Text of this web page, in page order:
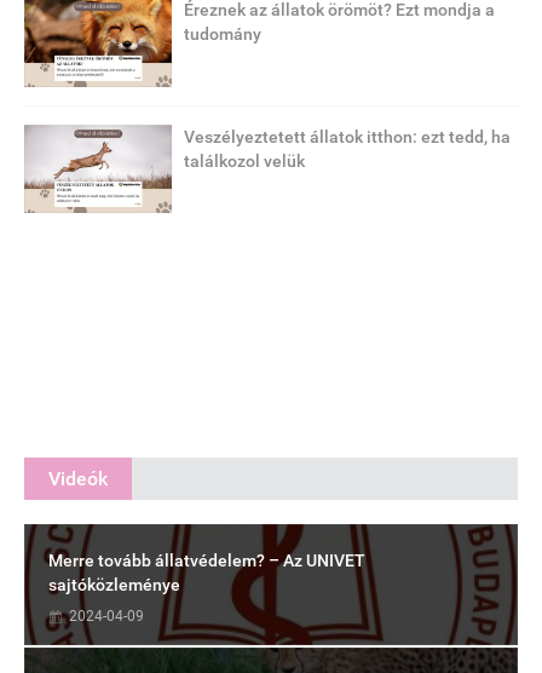
Éreznek az állatok örömöt? Ezt mondja a
tudomány
Veszélyeztetett állatok itthon: ezt tedd, ha
találkozol velük
Videók
Merre tovább állatvédelem? – Az UNIVET
sajtóközleménye
2024-04-09